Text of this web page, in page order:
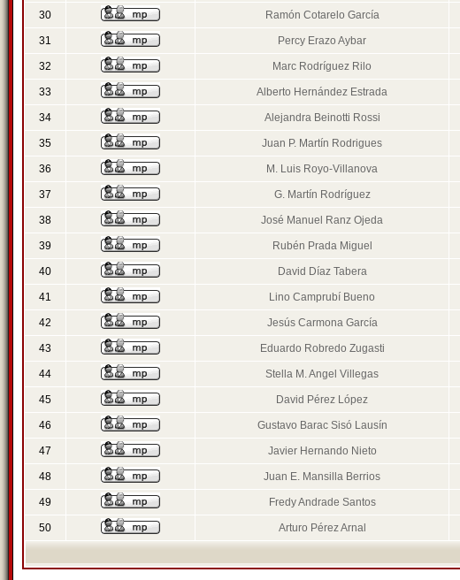
30 Ramón Cotarelo García
31 Percy Erazo Aybar
32 Marc Rodríguez Rilo
33 Alberto Hernández Estrada
34 Alejandra Beinotti Rossi
35 Juan P. Martín Rodrigues
36 M. Luis Royo-Villanova
37 G. Martín Rodríguez
38 José Manuel Ranz Ojeda
39 Rubén Prada Miguel
40 David Díaz Tabera
41 Lino Camprubí Bueno
42 Jesús Carmona García
43 Eduardo Robredo Zugasti
44 Stella M. Angel Villegas
45 David Pérez López
46 Gustavo Barac Sisó Lausín
47 Javier Hernando Nieto
48 Juan E. Mansilla Berrios
49 Fredy Andrade Santos
50 Arturo Pérez Arnal